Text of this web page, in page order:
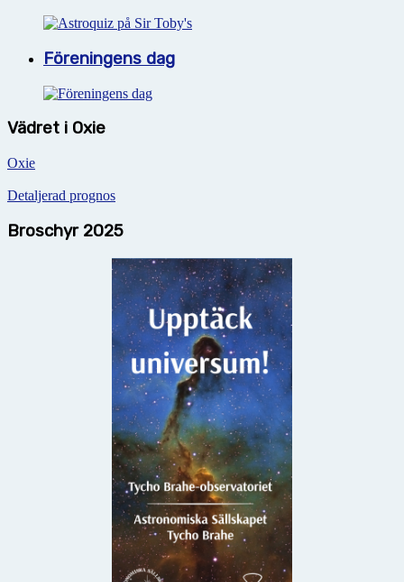
Föreningens dag
Vädret i Oxie
Oxie
Detaljerad prognos
Broschyr 2025